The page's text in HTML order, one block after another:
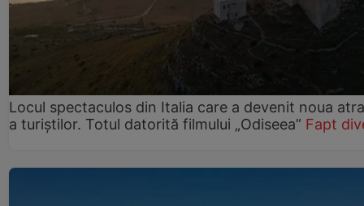
Locul spectaculos din Italia care a devenit noua
a turiștilor. Totul datorită filmului „Odiseea” Fapt